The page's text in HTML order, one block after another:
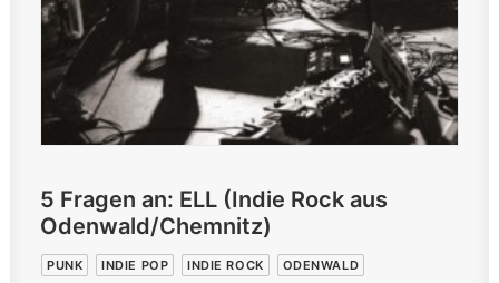
5 Fragen an: ELL (Indie Rock aus
Odenwald/Chemnitz)
PUNK INDIE POP INDIE ROCK
ODENWALD